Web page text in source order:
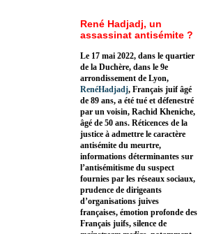
René Hadjadj, un
assassinat antisémite ?
Le 17 mai 2022, dans le quartier
de la Duchère, dans le 9e
arrondissement de Lyon,
RenéHadjadj, Français juif âgé
de 89 ans, a été tué et défenestré
par un voisin, Rachid Kheniche,
âgé de 50 ans. Réticences de la
justice à admettre le caractère
antisémite du meurtre,
informations déterminantes sur
l’antisémitisme du suspect
fournies par les réseaux sociaux,
prudence de dirigeants
d’organisations juives
françaises, émotion profonde des
Français juifs, silence de